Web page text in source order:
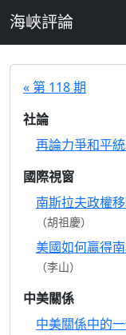
海峽評論
« 第 118 期
社論
再論力爭和平
國際視窗
南斯拉夫政權
（胡祖慶）
美國如何贏得
（李山）
中美關係
中美關係中的